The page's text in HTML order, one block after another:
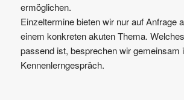
ermöglichen.
Einzeltermine bieten wir nur auf Anfrage
einem konkreten akuten Thema.
passend ist, besprechen wir gemeinsam
Kennenlerngespräch.